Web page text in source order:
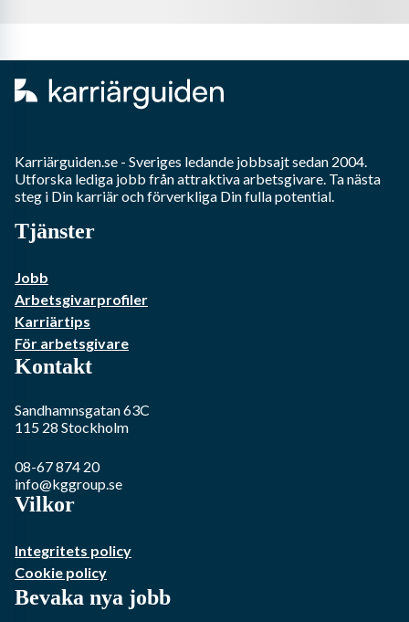
Karriärguiden.se - Sveriges ledande jobbsajt sedan 2004.
Utforska lediga jobb från attraktiva arbetsgivare. Ta nästa
steg i Din karriär och förverkliga Din fulla potential.
Tjänster
Jobb
Arbetsgivarprofiler
Karriärtips
För arbetsgivare
Kontakt
Sandhamnsgatan 63C
115 28 Stockholm
08-67 874 20
info@kggroup.se
Vilkor
Integritets policy
Cookie policy
Bevaka nya jobb